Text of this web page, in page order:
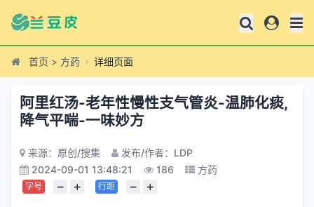
首页 > 方药 详细页面
阿里红汤-老年性慢性支气管炎-温肺化痰,
降气平喘-一味妙方
来源：原创/搜集
发布/作者：LDP
2024-09-01 13:48:21
186 方药
字号 − + 行距 − +